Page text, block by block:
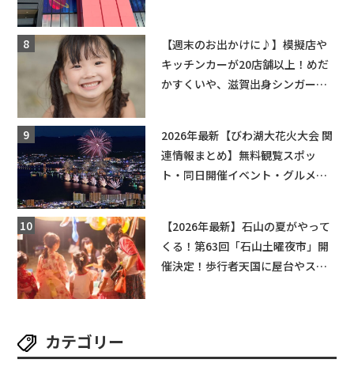
【週末のお出かけに♪】模擬店や
キッチンカーが20店舗以上！めだ
かすくいや、滋賀出身シンガーソ
2026年最新【びわ湖大花火大会 関
連情報まとめ】無料観覧スポッ
ト・同日開催イベント・グルメマ
【2026年最新】石山の夏がやって
くる！第63回「石山土曜夜市」開
催決定！歩行者天国に屋台やステ
カテゴリー